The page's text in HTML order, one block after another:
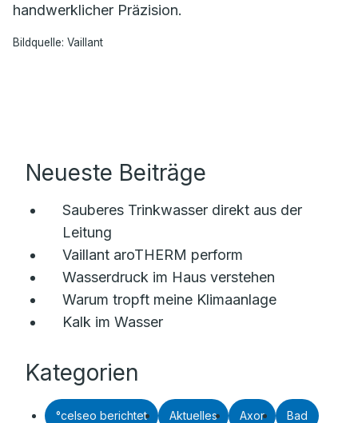
handwerklicher Präzision.
Bildquelle: Vaillant
Neueste Beiträge
Sauberes Trinkwasser direkt aus der
Leitung
Vaillant aroTHERM perform
Wasserdruck im Haus verstehen
Warum tropft meine Klimaanlage
Kalk im Wasser
Kategorien
°celseo berichtet Aktuelles Axor Bad